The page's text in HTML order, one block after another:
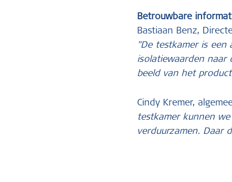
Betrouwbare
Bastiaan Benz,
"De testkamer is een
isolatiewaarden naar
beeld van het
Cindy Kremer,
testkamer kunnen
verduurzamen. Daar